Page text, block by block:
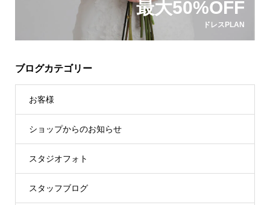
最大50%OFF
ドレスPLAN
ブログカテゴリー
お客様
ショップからのお知らせ
スタジオフォト
スタッフブログ